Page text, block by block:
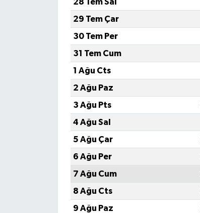
29 Tem Çar
30 Tem Per
31 Tem Cum
1 Ağu Cts
2 Ağu Paz
3 Ağu Pts
4 Ağu Sal
5 Ağu Çar
6 Ağu Per
7 Ağu Cum
8 Ağu Cts
9 Ağu Paz